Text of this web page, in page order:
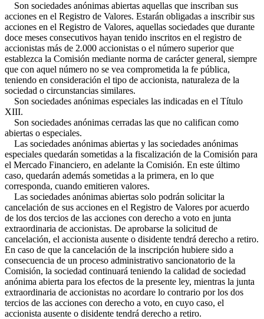
Son sociedades anónimas abiertas aquellas que inscriban sus
acciones en el Registro de Valores. Estarán obligadas a inscribir sus
acciones en el Registro de Valores, aquellas sociedades que durante
doce meses consecutivos hayan tenido inscritos en el registro de
accionistas más de 2.000 accionistas o el número superior que
establezca la Comisión mediante norma de carácter general, siempre
que con aquel número no se vea comprometida la fe pública,
teniendo en consideración el tipo de accionista, naturaleza de la
sociedad o circunstancias similares.
Son sociedades anónimas especiales las indicadas en el Título
XIII.
Son sociedades anónimas cerradas las que no califican como
abiertas o especiales.
Las sociedades anónimas abiertas y las sociedades anónimas
especiales quedarán sometidas a la fiscalización de la Comisión para
el Mercado Financiero, en adelante la Comisión. En este último
caso, quedarán además sometidas a la primera, en lo que
corresponda, cuando emitieren valores.
Las sociedades anónimas abiertas solo podrán solicitar la
cancelación de sus acciones en el Registro de Valores por acuerdo
de los dos tercios de las acciones con derecho a voto en junta
extraordinaria de accionistas. De aprobarse la solicitud de
cancelación, el accionista ausente o disidente tendrá derecho a retiro.
En caso de que la cancelación de la inscripción hubiere sido a
consecuencia de un proceso administrativo sancionatorio de la
Comisión, la sociedad continuará teniendo la calidad de sociedad
anónima abierta para los efectos de la presente ley, mientras la junta
extraordinaria de accionistas no acordare lo contrario por los dos
tercios de las acciones con derecho a voto, en cuyo caso, el
accionista ausente o disidente tendrá derecho a retiro.